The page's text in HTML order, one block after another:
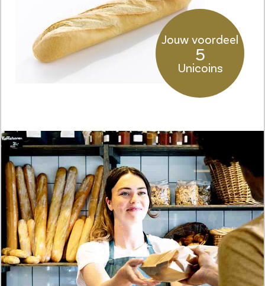
Jouw voordeel
5
Unicoins